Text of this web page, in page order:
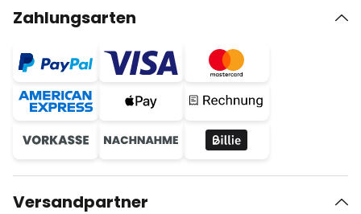
Zahlungsarten
Versandpartner